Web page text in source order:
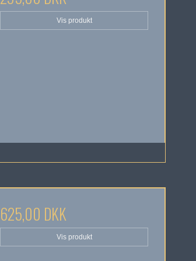
Vis produkt
625,00 DKK
Vis produkt